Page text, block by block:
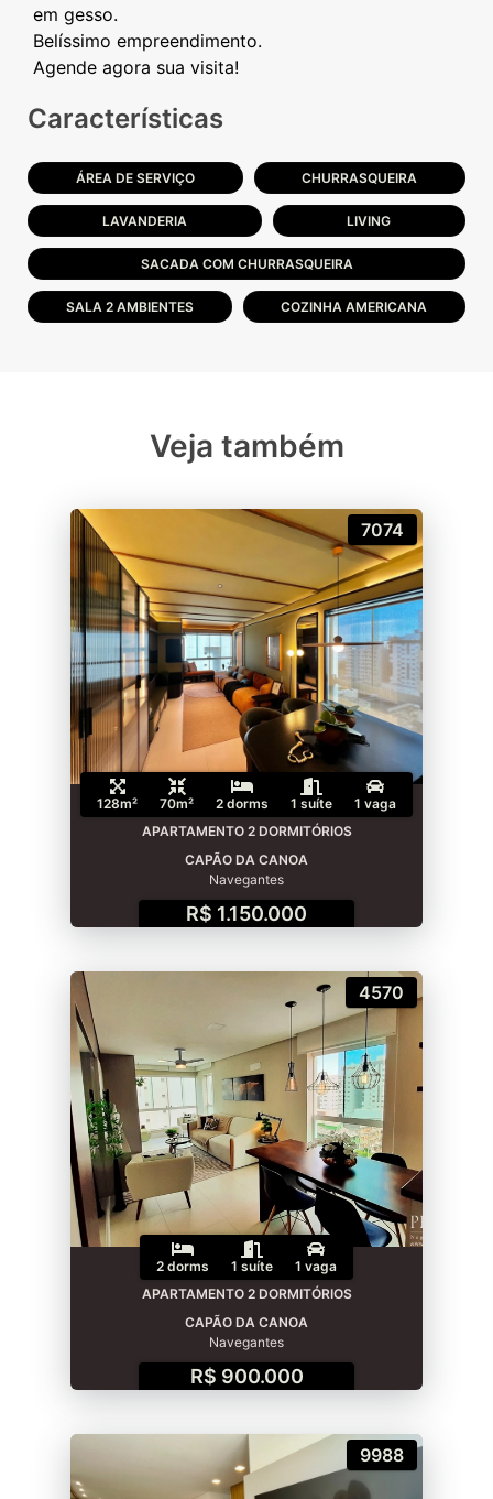
em gesso.
Belíssimo empreendimento.
Características
ÁREA DE SERVIÇO CHURRASQUEIRA
LAVANDERIA LIVING
SACADA COM CHURRASQUEIRA
SALA 2 AMBIENTES COZINHA AMERICANA
Veja também
7074
128m² 70m² 2 dorms 1 suíte
1 vaga
APARTAMENTO 2 DORMITÓRIOS
CAPÃO DA CANOA
Navegantes
R$ 1.150.000
4570
2 dorms 1 suíte
1 vaga
APARTAMENTO 2 DORMITÓRIOS
CAPÃO DA CANOA
Navegantes
R$ 900.000
9988